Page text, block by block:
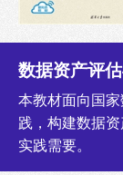
数据资产评
本教材面向国
践，构建数据
实践需要。